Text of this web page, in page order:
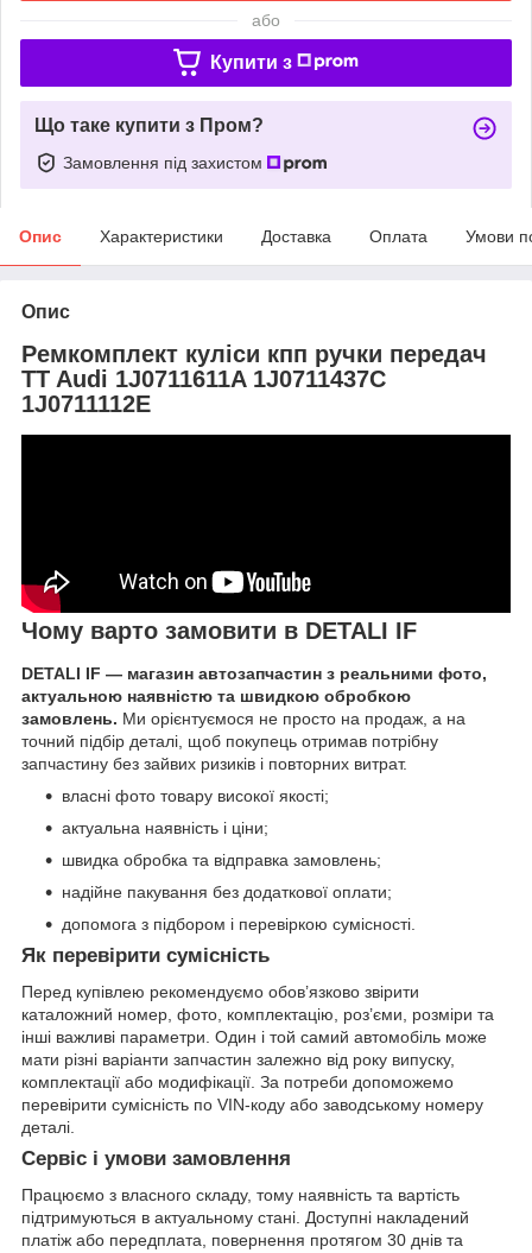
або
Купити з
Що таке купити з Пром?
Замовлення під захистом
Опис Характеристики Доставка Оплата Умови
Опис
Ремкомплект куліси кпп ручки передач
TT Audi 1J0711611A 1J0711437C
1J0711112E
Чому варто замовити в DETALI IF
DETALI IF — магазин автозапчастин з реальними фото,
актуальною наявністю та швидкою обробкою
замовлень. Ми орієнтуємося не просто на продаж, а на
точний підбір деталі, щоб покупець отримав потрібну
запчастину без зайвих ризиків і повторних витрат.
власні фото товару високої якості;
актуальна наявність і ціни;
швидка обробка та відправка замовлень;
надійне пакування без додаткової оплати;
допомога з підбором і перевіркою сумісності.
Як перевірити сумісність
Перед купівлею рекомендуємо обов’язково звірити
каталожний номер, фото, комплектацію, роз’єми, розміри та
інші важливі параметри. Один і той самий автомобіль може
мати різні варіанти запчастин залежно від року випуску,
комплектації або модифікації. За потреби допоможемо
перевірити сумісність по VIN-коду або заводському номеру
деталі.
Сервіс і умови замовлення
Працюємо з власного складу, тому наявність та вартість
підтримуються в актуальному стані. Доступні накладений
платіж або передплата, повернення протягом 30 днів та